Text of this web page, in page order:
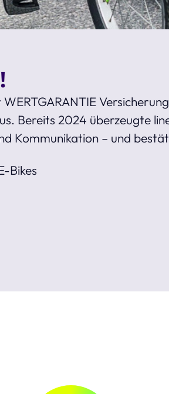
Bereits 2024 überzeugte
Kommunikation – und
Bikes